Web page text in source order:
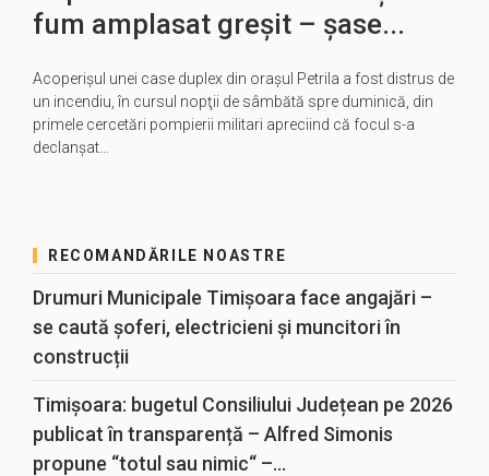
fum amplasat greșit – șase...
Acoperişul unei case duplex din oraşul Petrila a fost distrus de
un incendiu, în cursul nopţii de sâmbătă spre duminică, din
primele cercetări pompierii militari apreciind că focul s-a
declanşat…
RECOMANDĂRILE NOASTRE
Drumuri Municipale Timișoara face angajări –
se caută șoferi, electricieni și muncitori în
construcții
Timișoara: bugetul Consiliului Județean pe 2026
publicat în transparență – Alfred Simonis
propune “totul sau nimic“ –...